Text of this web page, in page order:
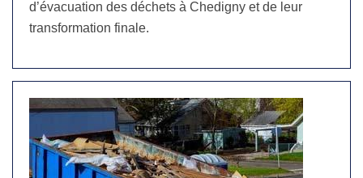
d’évacuation des déchets à Chedigny et de leur
transformation finale.